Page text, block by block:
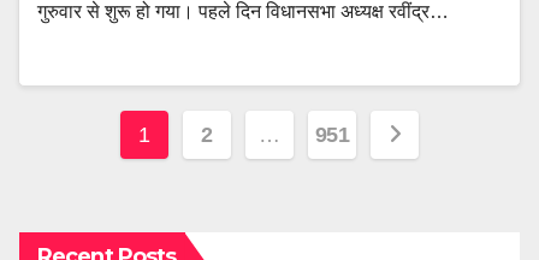
गुरुवार से शुरू हो गया। पहले दिन विधानसभा अध्यक्ष रवींद्र…
Posts
1 2 … 951